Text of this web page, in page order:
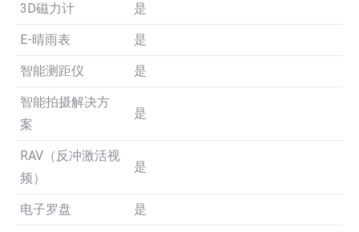
3D磁力计 是
E-晴雨表 是
智能测距仪 是
智能拍摄解决方
案
是
RAV（反冲激活视
频）
是
电子罗盘 是